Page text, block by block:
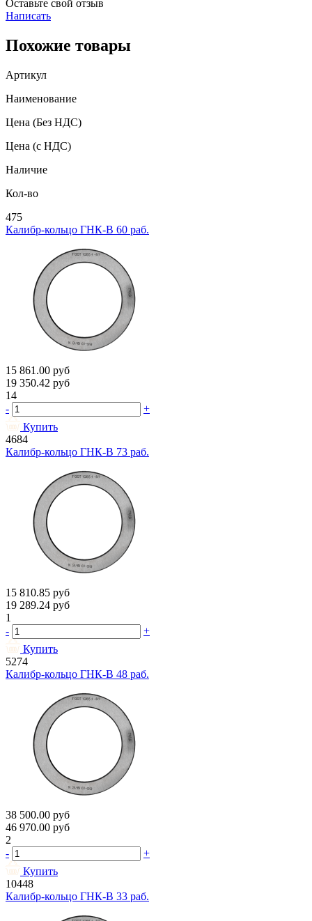
Оставьте свой отзыв
Написать
Похожие товары
Артикул
Наименование
Цена (Без НДС)
Цена (с НДС)
Наличие
Кол-во
475
Калибр-кольцо ГНК-В 60 раб.
15 861.00 руб
19 350.42 руб
14
-
+
Купить
4684
Калибр-кольцо ГНК-В 73 раб.
15 810.85 руб
19 289.24 руб
1
-
+
Купить
5274
Калибр-кольцо ГНК-В 48 раб.
38 500.00 руб
46 970.00 руб
2
-
+
Купить
10448
Калибр-кольцо ГНК-В 33 раб.